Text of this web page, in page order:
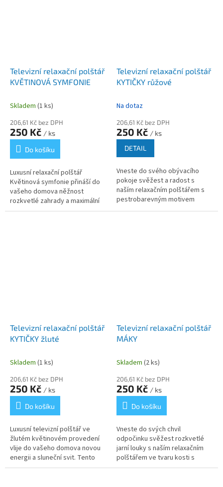
Televizní relaxační polštář
KVĚTINOVÁ SYMFONIE
Skladem (1 ks)
206,61 Kč bez DPH
250 Kč / ks
Do košíku
Luxusní relaxační polštář
Květinová symfonie přináší do
vašeho domova něžnost
rozkvetlé zahrady a maximální
pohodlí. Tento ergonomický
Televizní relaxační polštář
KYTIČKY růžové
Na dotaz
206,61 Kč bez DPH
250 Kč / ks
DETAIL
Vneste do svého obývacího
pokoje svěžest a radost s
naším relaxačním polštářem s
pestrobarevným motivem
růžových kytiček. Tento
Televizní relaxační polštář
KYTIČKY žluté
Skladem (1 ks)
206,61 Kč bez DPH
250 Kč / ks
Do košíku
Luxusní televizní polštář ve
žlutém květinovém provedení
vlije do vašeho domova novou
energii a sluneční svit. Tento
ergonomický polštář ve tvaru
Televizní relaxační polštář
MÁKY
Skladem (2 ks)
206,61 Kč bez DPH
250 Kč / ks
Do košíku
Vneste do svých chvil
odpočinku svěžest rozkvetlé
jarní louky s naším relaxačním
polštářem ve tvaru kosti s
motivem vlčích máků! Veselý